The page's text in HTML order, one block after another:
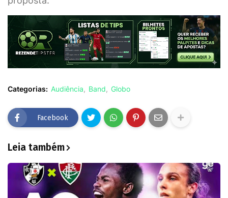
Categorias: Audiência Band Globo
Facebook
Leia também